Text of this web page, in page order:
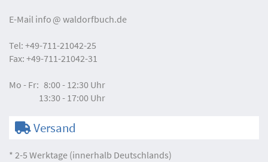
E-Mail info waldorfbuch.de
Tel: +49-711-21042-25
Fax: +49-711-21042-31
Mo - Fr: 8:00 - 12:30 Uhr
13:30 - 17:00 Uhr
Versand
* 2-5 Werktage (innerhalb Deutschlands)